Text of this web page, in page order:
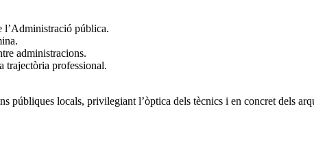
l’Administració pública.
administracions.
trajectòria professional.
públiques locals, privilegiant l’òptica dels tècnics i en concret dels